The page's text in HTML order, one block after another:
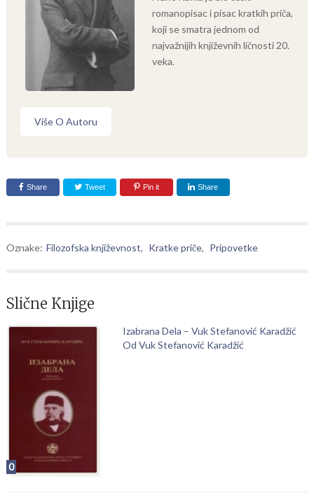
romanopisac i pisac kratkih priča,
koji se smatra jednom od
najvažnijih književnih ličnosti 20.
veka.
Više O Autoru
Share Tweet Pin it Share
Oznake: Filozofska književnost, Kratke priče, Pripovetke
Slične Knjige
0
Izabrana Dela – Vuk Stefanović Karadžić
Od Vuk Stefanović Karadžić